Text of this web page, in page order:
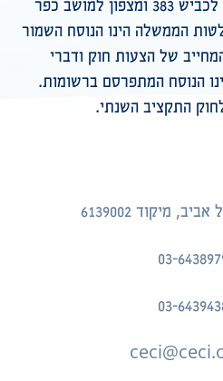
הממשלה הינו הנוסח השמור
של הצעות חוק ודברי
הנוסח המתפרסם ברשומות.
התקציב השנתי.
03-
03-